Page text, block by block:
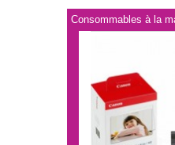
Consommables à la